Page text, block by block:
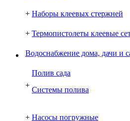
+ Наборы клеевых стержней
+ Термопистолеты клеевые
Водоснабжение дома, дачи и
+
Полив сада
Системы полива
+ Насосы погружные